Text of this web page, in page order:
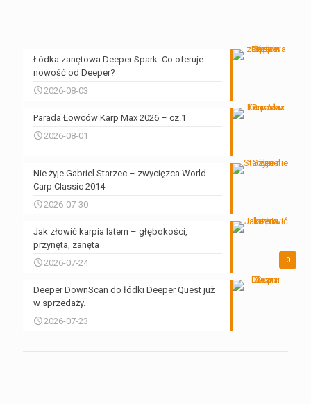
Łódka zanętowa Deeper Spark. Co oferuje
nowość od Deeper?
2026-08-03
Parada Łowców Karp Max 2026 – cz.1
2026-08-01
Nie żyje Gabriel Starzec – zwycięzca World
Carp Classic 2014
2026-07-30
0
Jak złowić karpia latem – głębokości,
przynęta, zanęta
2026-07-24
Deeper DownScan do łódki Deeper Quest już
w sprzedaży.
2026-07-23